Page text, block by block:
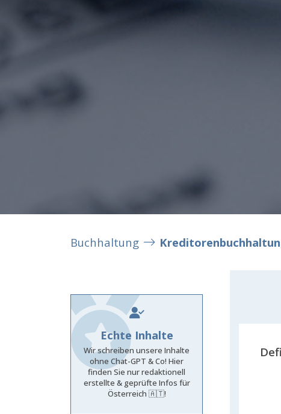
Buchhaltung
Echte Inhalte
Wir schreiben unsere Inhalte
ohne Chat-GPT & Co! Hier
finden Sie nur redaktionell
erstellte & geprüfte Infos für
Österreich 🇦🇹!